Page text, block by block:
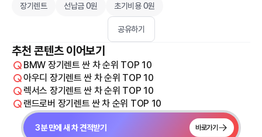
장기렌트 선납금 0원 초기비용 0원
공유하기
추천 콘텐츠 이어보기
BMW 장기렌트 싼 차 순위 TOP 10
아우디 장기렌트 싼 차 순위 TOP 10
렉서스 장기렌트 싼 차 순위 TOP 10
랜드로버 장기렌트 싼 차 순위 TOP 10
3분 만에 새 차 견적받기 바로가기